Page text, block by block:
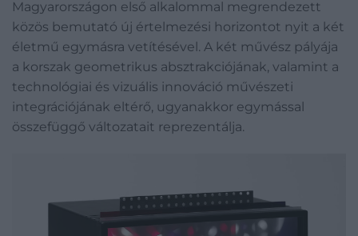
Magyarországon első alkalommal megrendezett
közös bemutató új értelmezési horizontot nyit a két
életmű egymásra vetítésével. A két művész pályája
a korszak geometrikus absztrakciójának, valamint a
technológiai és vizuális innováció művészeti
integrációjának eltérő, ugyanakkor egymással
összefüggő változatait reprezentálja.